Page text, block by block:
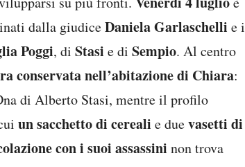
dalla giudiceDaniela Garlaschelli e i
Poggi, di Stasi e di Sempio. Al centro
conservata nell’abitazione di Chiara:
di Alberto Stasi, mentre il profilo
un sacchetto di cereali e duevasetti di
con i suoi assassini non trova